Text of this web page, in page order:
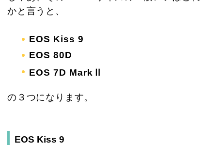
かと言うと、
EOS Kiss 9
EOS 80D
EOS 7D MarkⅡ
の３つになります。
EOS Kiss 9